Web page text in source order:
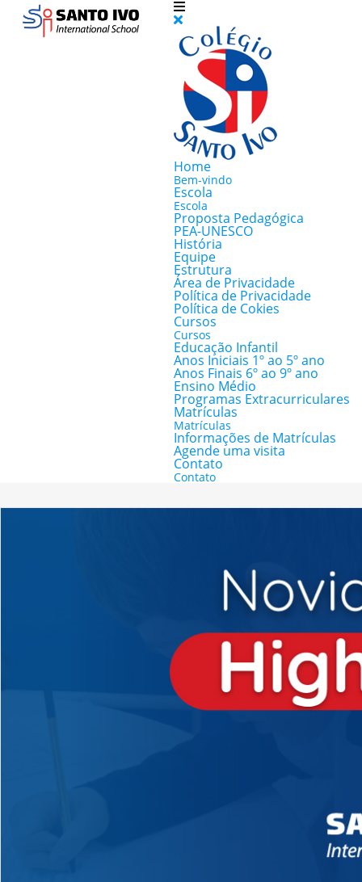
Home
Bem-vindo
Escola
Escola
Proposta Pedagógica
PEA-UNESCO
História
Equipe
Estrutura
Área de Privacidade
Política de Privacidade
Política de Cokies
Cursos
Cursos
Educação Infantil
Anos Iniciais 1º ao 5º ano
Anos Finais 6º ao 9º ano
Ensino Médio
Programas Extracurriculares
Matrículas
Matrículas
Informações de Matrículas
Agende uma visita
Contato
Contato